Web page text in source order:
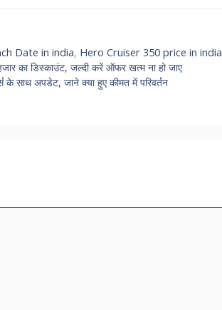
Date in india, Hero Cruiser 350 price in india
का डिस्काउंट, जल्दी करें ऑफर खत्म ना हो जाए
साथ अपडेट, जाने क्या हुए कीमत में परिवर्तन